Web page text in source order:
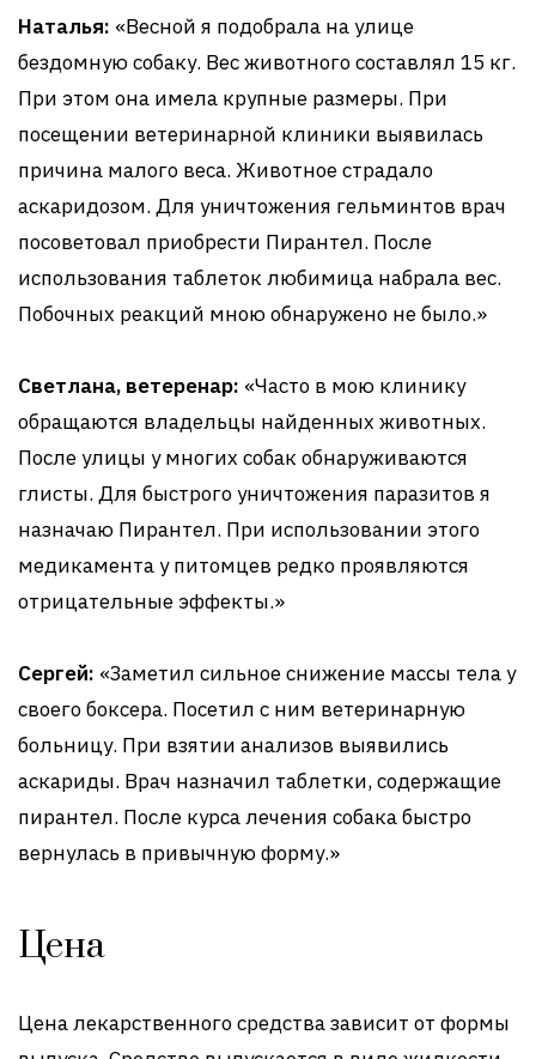
Наталья: «Весной я подобрала на улице
бездомную собаку. Вес животного составлял 15 кг.
При этом она имела крупные размеры. При
посещении ветеринарной клиники выявилась
причина малого веса. Животное страдало
аскаридозом. Для уничтожения гельминтов врач
посоветовал приобрести Пирантел. После
использования таблеток любимица набрала вес.
Побочных реакций мною обнаружено не было.»
Светлана, ветеренар: «Часто в мою клинику
обращаются владельцы найденных животных.
После улицы у многих собак обнаруживаются
глисты. Для быстрого уничтожения паразитов я
назначаю Пирантел. При использовании этого
медикамента у питомцев редко проявляются
отрицательные эффекты.»
Сергей: «Заметил сильное снижение массы тела у
своего боксера. Посетил с ним ветеринарную
больницу. При взятии анализов выявились
аскариды. Врач назначил таблетки, содержащие
пирантел. После курса лечения собака быстро
вернулась в привычную форму.»
Цена
Цена лекарственного средства зависит от формы